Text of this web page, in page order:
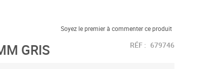
Soyez le premier à commenter ce produit
GRIS RÉF : 679746